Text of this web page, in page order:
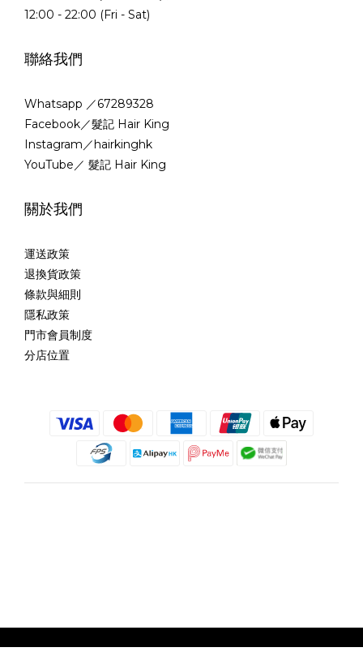
12:00 - 22:00 (Fri - Sat)
聯絡我們
Whatsapp ／67289328
Facebook／髮記 Hair King
Instagram／hairkinghk
YouTube／ 髮記 Hair King
關於我們
運送政策
退換貨政策
條款與細則
隱私政策
門市會員制度
分店位置